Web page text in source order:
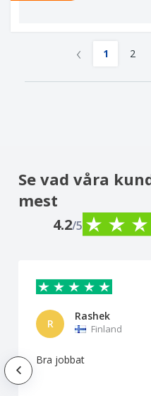
‹ 1 2
Se vad våra
mest
4.2/5
R
Rashek
Finland
Bra jobbat